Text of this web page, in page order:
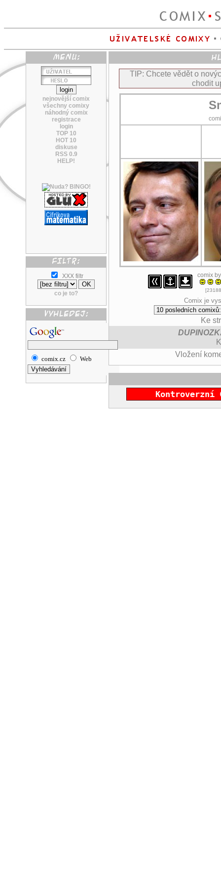
nejnovější comix
všechny comixy
náhodný comix
registrace
login
TOP 10
HOT 10
diskuse
RSS 0.9
HELP!
XXX filtr
co je to?
comix.cz Web
TIP: Chcete vědět o
chodit
comix
Comix je
Ke
Vložení
Kontroverzní